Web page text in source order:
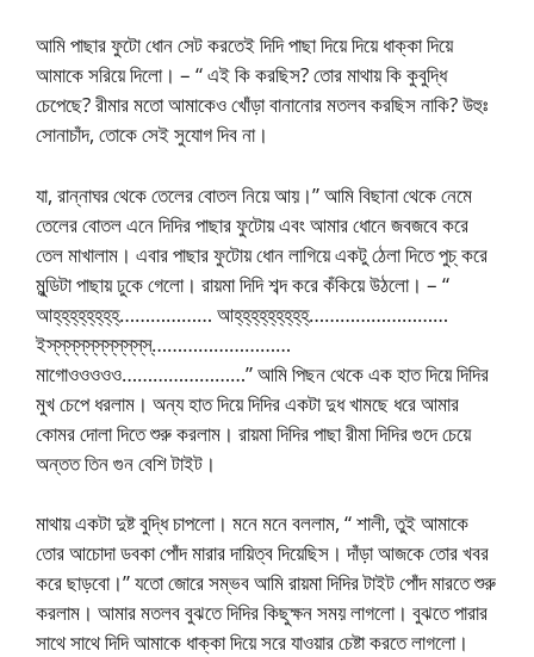
আমি পাছার ফুটো ধোন সেট করতেই দিদি পাছা দিয়ে দিয়ে ধাক্কা দিয়ে
আমাকে সরিয়ে দিলো। – “ এই কি করছিস? তোর মাথায় কি কুবুদ্ধি
চেপেছে? রীমার মতো আমাকেও খোঁড়া বানানোর মতলব করছিস নাকি? উহুঃ
সোনাচাঁদ, তোকে সেই সুযোগ দিব না।
যা, রান্নাঘর থেকে তেলের বোতল নিয়ে আয়।” আমি বিছানা থেকে নেমে
তেলের বোতল এনে দিদির পাছার ফুটোয় এবং আমার ধোনে জবজবে করে
তেল মাখালাম। এবার পাছার ফুটোয় ধোন লাগিয়ে একটু ঠেলা দিতে পুচ্‌ করে
মুন্ডিটা পাছায় ঢুকে গেলো। রায়মা দিদি শব্দ করে কঁকিয়ে উঠলো। – “
আহ্‌হ্‌হ্‌হ্‌হ্‌হ্‌হ্‌হ্‌‌……………… আহ্‌হ্‌হ্‌হ্‌হ্‌হ্‌হ্‌হ্‌হ্‌………………………
ইস্‌স্‌স্‌স্‌স্‌স্‌স্‌স্‌স্‌স্‌স্‌………………………
মাগোওওওওও……………………” আমি পিছন থেকে এক হাত দিয়ে দিদির
মুখ চেপে ধরলাম। অন্য হাত দিয়ে দিদির একটা দুধ খামছে ধরে আমার
কোমর দোলা দিতে শুরু করলাম। রায়মা দিদির পাছা রীমা দিদির গুদে চেয়ে
অন্তত তিন গুন বেশি টাইট।
মাথায় একটা দুষ্ট বুদ্ধি চাপলো। মনে মনে বললাম, “ শালী, তুই আমাকে
তোর আচোদা ডবকা পোঁদ মারার দায়িত্ব দিয়েছিস। দাঁড়া আজকে তোর খবর
করে ছাড়বো।” যতো জোরে সম্ভব আমি রায়মা দিদির টাইট পোঁদ মারতে শুরু
করলাম। আমার মতলব বুঝতে দিদির কিছুক্ষন সময় লাগলো। বুঝতে পারার
সাথে সাথে দিদি আমাকে ধাক্কা দিয়ে সরে যাওয়ার চেষ্টা করতে লাগলো।